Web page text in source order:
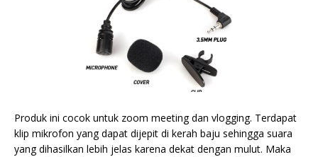
Produk ini cocok untuk zoom meeting dan vlogging. Terdapat
klip mikrofon yang dapat dijepit di kerah baju sehingga suara
yang dihasilkan lebih jelas karena dekat dengan mulut. Maka